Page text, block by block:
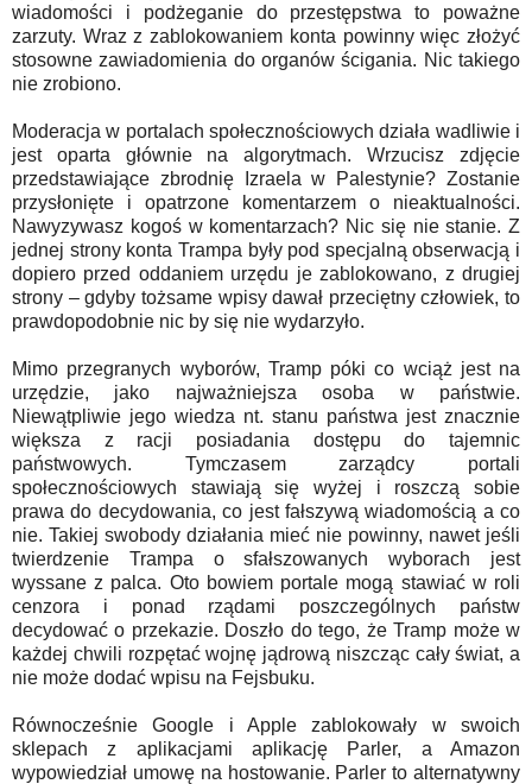
wiadomości i podżeganie do przestępstwa to poważne
zarzuty. Wraz z zablokowaniem konta powinny więc złożyć
stosowne zawiadomienia do organów ścigania. Nic takiego
nie zrobiono.
Moderacja w portalach społecznościowych działa wadliwie i
jest oparta głównie na algorytmach. Wrzucisz zdjęcie
przedstawiające zbrodnię Izraela w Palestynie? Zostanie
przysłonięte i opatrzone komentarzem o nieaktualności.
Nawyzywasz kogoś w komentarzach? Nic się nie stanie. Z
jednej strony konta Trampa były pod specjalną obserwacją i
dopiero przed oddaniem urzędu je zablokowano, z drugiej
strony – gdyby tożsame wpisy dawał przeciętny człowiek, to
prawdopodobnie nic by się nie wydarzyło.
Mimo przegranych wyborów, Tramp póki co wciąż jest na
urzędzie, jako najważniejsza osoba w państwie.
Niewątpliwie jego wiedza nt. stanu państwa jest znacznie
większa z racji posiadania dostępu do tajemnic
państwowych. Tymczasem zarządcy portali
społecznościowych stawiają się wyżej i roszczą sobie
prawa do decydowania, co jest fałszywą wiadomością a co
nie. Takiej swobody działania mieć nie powinny, nawet jeśli
twierdzenie Trampa o sfałszowanych wyborach jest
wyssane z palca. Oto bowiem portale mogą stawiać w roli
cenzora i ponad rządami poszczególnych państw
decydować o przekazie. Doszło do tego, że Tramp może w
każdej chwili rozpętać wojnę jądrową niszcząc cały świat, a
nie może dodać wpisu na Fejsbuku.
Równocześnie Google i Apple zablokowały w swoich
sklepach z aplikacjami aplikację Parler, a Amazon
wypowiedział umowę na hostowanie. Parler to alternatywny